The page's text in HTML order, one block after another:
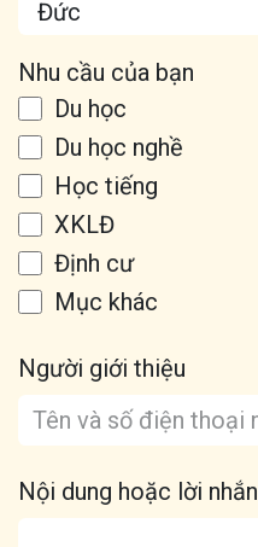
Nhu cầu của bạn
Du học
Du học nghề
Học tiếng
XKLĐ
Định cư
Mục khác
Người giới thiệu
Nội dung hoặc lời nhắn